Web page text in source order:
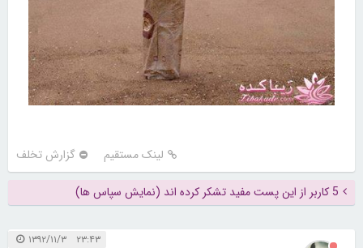
لینک مستقیم گزارش تخلف
5 کاربر از این پست مفید تشکر کرده اند (نمایش سپاس ها)
۲۳:۴۳ ۱۳۹۲/۱۱/۳